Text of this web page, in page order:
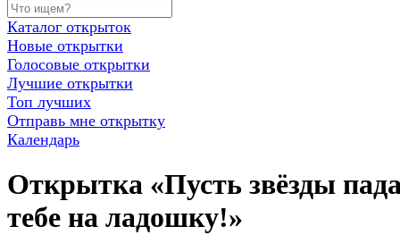
Каталог открыток
Новые открытки
Голосовые открытки
Лучшие открытки
Топ лучших
Отправь мне открытку
Календарь
Открытка «Пусть звёзды
тебе на ладошку!»